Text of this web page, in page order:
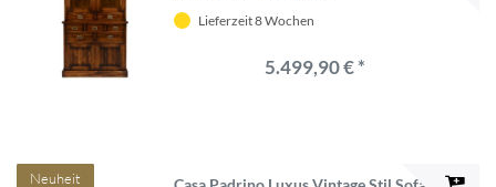
Schubladen - Massivholz Möbel -
Lieferzeit 8 Wochen
5.499,90 € *
Neuheit